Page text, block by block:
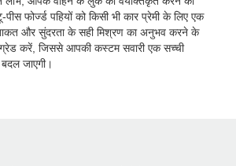
फोर्ज्ड पहियों को किसी भी कार प्रेमी के लिए एक
और सुंदरता के सही मिश्रण का अनुभव करने के
करें, जिससे आपकी कस्टम सवारी एक सच्ची
जाएगी।